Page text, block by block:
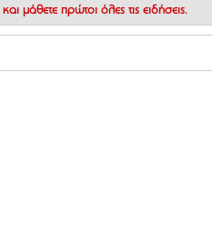
και μάθετε πρώτοι όλες τις ειδήσεις.